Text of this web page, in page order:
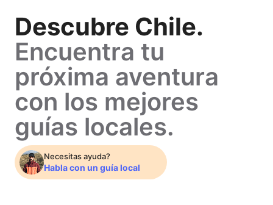
Descubre
Chile.
Encuentra
tu
próxima
Descubre Chile.
Encuentra tu
próxima aventura
con los mejores
guías locales.
Necesitas ayuda?
Habla con un guía local